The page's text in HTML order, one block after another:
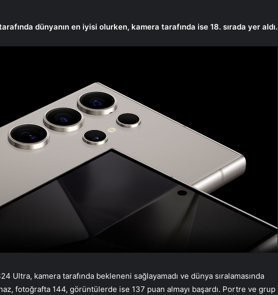
dünyanın en iyisi olurken, kamera tarafında ise 18. sırada yer aldı.
Ultra, kamera tarafında bekleneni sağlayamadı ve dünya sıralamasında
fotoğrafta 144, görüntülerde ise 137 puan almayı başardı. Portre ve grup